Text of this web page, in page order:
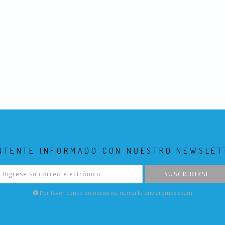
INFORMADO CON NUESTRO
SUSCRIBIRSE
Por favor confie en nosotros, nunca le enviaremos spam